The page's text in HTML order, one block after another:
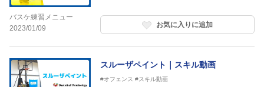
バスケ練習メニュー
2023/01/09
お気に入りに追加
スルーザペイント｜スキル動画
#オフェンス #スキル動画